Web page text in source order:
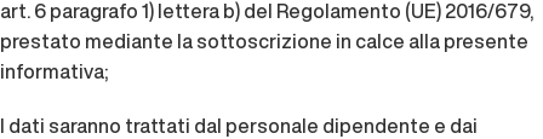
art. 6 paragrafo 1) lettera b) del Regolamento (UE) 2016/679,
prestato mediante la sottoscrizione in calce alla presente
informativa;
I dati saranno trattati dal personale dipendente e dai